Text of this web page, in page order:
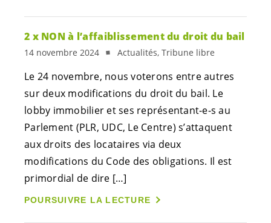
2 x NON à l’affaiblissement du droit du bail
14 novembre 2024 Actualités, Tribune libre
Le 24 novembre, nous voterons entre autres
sur deux modifications du droit du bail. Le
lobby immobilier et ses représentant-e-s au
Parlement (PLR, UDC, Le Centre) s’attaquent
aux droits des locataires via deux
modifications du Code des obligations. Il est
primordial de dire […]
POURSUIVRE LA LECTURE